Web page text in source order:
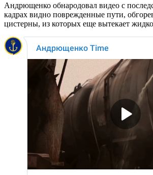
Андрющенко обнародовал видео с
кадрах видно поврежденные пути,
цистерны, из которых еще вытекает